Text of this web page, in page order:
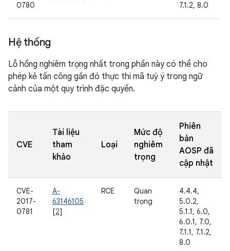
0780
7.1.2, 8.0
Hệ thống
Lỗ hổng nghiêm trọng nhất trong phần này có thể cho
phép kẻ tấn công gần đó thực thi mã tuỳ ý trong ngữ
cảnh của một quy trình đặc quyền.
CVE
Tài liệu
tham
khảo
Loại
Mức độ
nghiêm
trọng
Phiên
bản
AOSP đã
cập nhật
CVE-
2017-
0781
A-
63146105
[2]
RCE
Quan
trọng
4.4.4,
5.0.2,
5.1.1, 6.0,
6.0.1, 7.0,
7.1.1, 7.1.2,
8.0